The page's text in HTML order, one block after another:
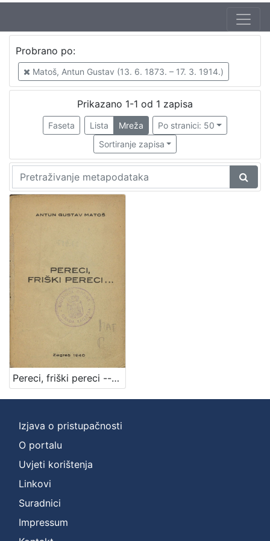
Probrano po:
Matoš, Antun Gustav (13. 6. 1873. – 17. 3. 1914.)
Prikazano 1-1 od 1 zapisa
Faseta Lista Mreža
Po stranici: 50
Sortiranje zapisa
Pereci, friški pereci --- / Antun Gustav Matoš
Izjava o pristupačnosti
O portalu
Uvjeti korištenja
Linkovi
Suradnici
Impressum